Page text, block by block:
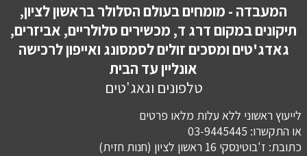
המעבדה - מומחים בעולם הסלולר בראשון לציון,
תיקונים במקום דרג ד, מכשירים סלולריים, אביזרים,
גאדג'טים ומסכים זולים לסמסונג ואייפון לרכישה
אונליין עד הבית
טלפונים וגאג'טים
לייעוץ ראשוני ללא עלות מלאו פרטים
או התקשרו: 03-9445445
כתובת: ז'בוטינסקי 16 ראשון לציון (חנות חזית)